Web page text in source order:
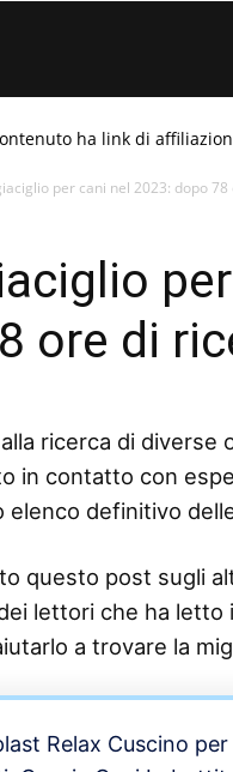
ha link di
per cani nel 2023: dopo
ore di
ricerca di diverse
in contatto con
definitivo
questo post sugli
lettori che ha letto
a trovare la
Relax Cuscino per